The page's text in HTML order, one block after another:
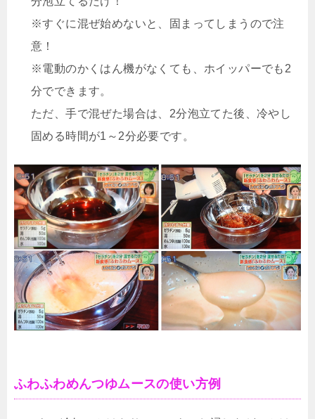
※すぐに混ぜ始めないと、固まってしまうので注
意！
※電動のかくはん機がなくても、ホイッパーでも2
分でできます。
ただ、手で混ぜた場合は、2分泡立てた後、冷やし
固める時間が1～2分必要です。
ふわふわめんつゆムースの使い方例